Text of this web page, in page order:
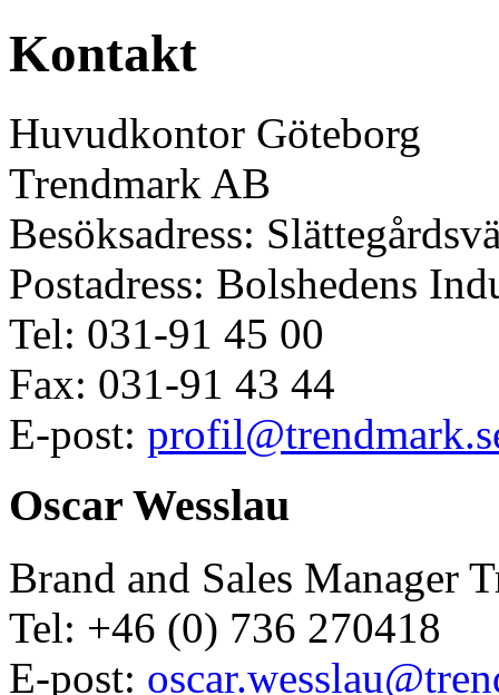
Kontakt
Huvudkontor Göteborg
Trendmark AB
Besöksadress:
Postadress: Bolshedens
Tel: 031-91 45 00
Fax: 031-91 43 44
E-post:
Oscar Wesslau
Brand and Sales Manager
Tel: +46 (0) 736 270418
E-post: